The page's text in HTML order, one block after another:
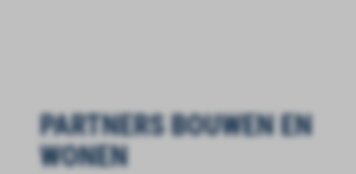
PARTNERS BOUWEN EN
WONEN